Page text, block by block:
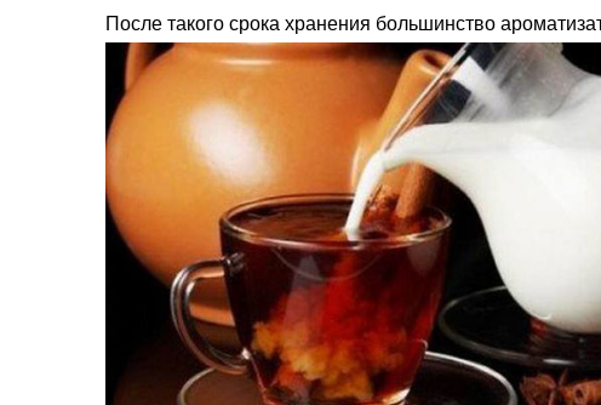
После такого срока хранения большинство